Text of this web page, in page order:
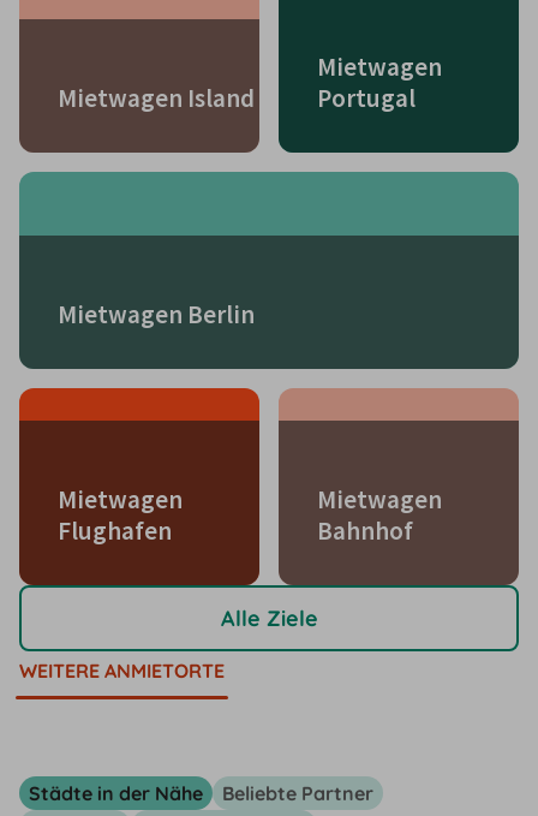
Mietwagen Island
Mietwagen
Portugal
Mietwagen Berlin
Mietwagen
Flughafen
Mietwagen
Bahnhof
Alle Ziele
WEITERE ANMIETORTE
Städte in der Nähe
Beliebte Partner